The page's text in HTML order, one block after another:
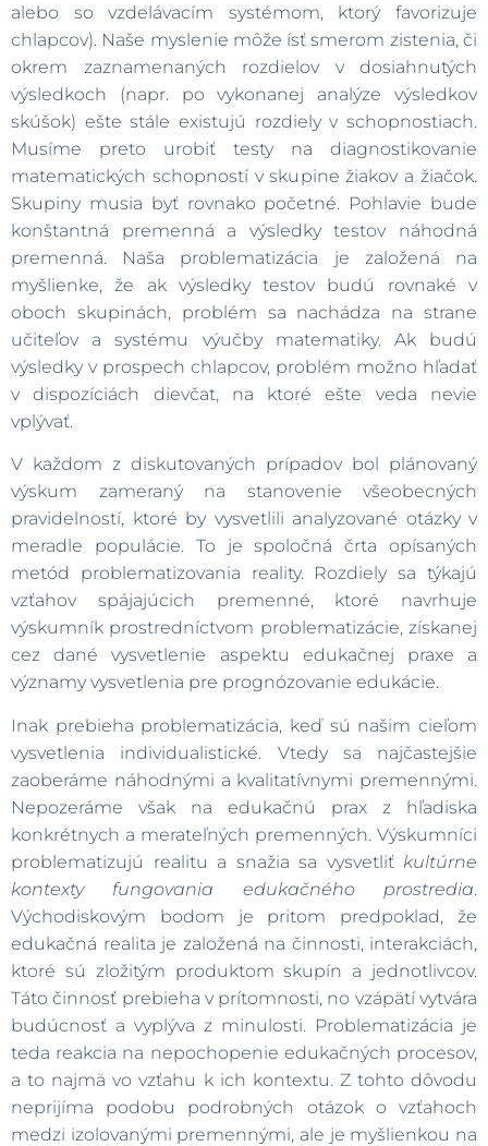
alebo so vzdelávacím systémom, ktorý favorizuje
chlapcov). Naše myslenie môže ísť smerom zistenia, či
okrem zaznamenaných rozdielov v dosiahnutých
výsledkoch (napr. po vykonanej analýze výsledkov
skúšok) ešte stále existujú rozdiely v schopnostiach.
Musíme preto urobiť testy na diagnostikovanie
matematických schopností v skupine žiakov a žiačok.
Skupiny musia byť rovnako početné. Pohlavie bude
konštantná premenná a výsledky testov náhodná
premenná. Naša problematizácia je založená na
myšlienke, že ak výsledky testov budú rovnaké v
oboch skupinách, problém sa nachádza na strane
učiteľov a systému výučby matematiky. Ak budú
výsledky v prospech chlapcov, problém možno hľadať
v dispozíciách dievčat, na ktoré ešte veda nevie
vplývať.
V každom z diskutovaných prípadov bol plánovaný
výskum zameraný na stanovenie všeobecných
pravidelností, ktoré by vysvetlili analyzované otázky v
meradle populácie. To je spoločná črta opísaných
metód problematizovania reality. Rozdiely sa týkajú
vzťahov spájajúcich premenné, ktoré navrhuje
výskumník prostredníctvom problematizácie, získanej
cez dané vysvetlenie aspektu edukačnej praxe a
významy vysvetlenia pre prognózovanie edukácie.
Inak prebieha problematizácia, keď sú našim cieľom
vysvetlenia individualistické. Vtedy sa najčastejšie
zaoberáme náhodnými a kvalitatívnymi premennými.
Nepozeráme však na edukačnú prax z hľadiska
konkrétnych a merateľných premenných. Výskumníci
problematizujú realitu a snažia sa vysvetliť kultúrne
kontexty fungovania edukačného prostredia.
Východiskovým bodom je pritom predpoklad, že
edukačná realita je založená na činnosti, interakciách,
ktoré sú zložitým produktom skupín a jednotlivcov.
Táto činnosť prebieha v prítomnosti, no vzápätí vytvára
budúcnosť a vyplýva z minulosti. Problematizácia je
teda reakcia na nepochopenie edukačných procesov,
a to najmä vo vzťahu k ich kontextu. Z tohto dôvodu
neprijíma podobu podrobných otázok o vzťahoch
medzi izolovanými premennými, ale je myšlienkou na